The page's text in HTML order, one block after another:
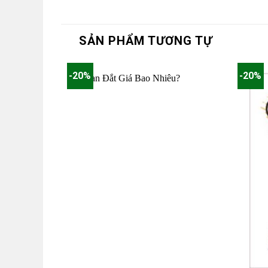
SẢN PHẨM TƯƠNG TỰ
-20% -20%